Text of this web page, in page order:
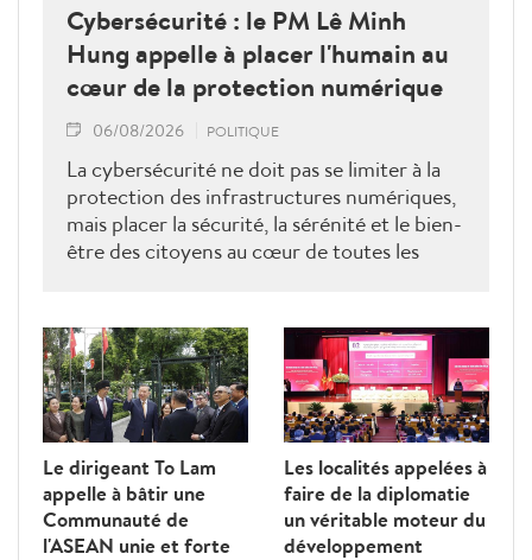
Cybersécurité : le PM Lê Minh
Hung appelle à placer l'humain au
cœur de la protection numérique
06/08/2026 POLITIQUE
La cybersécurité ne doit pas se limiter à la
protection des infrastructures numériques,
mais placer la sécurité, la sérénité et le bien-
être des citoyens au cœur de toutes les
Hung lors de la Journée vietnamienne de la
cybersécurité 2026, qui a appelé à une
mobilisation de l'ensemble de la société
pour bâtir un cyberespace sûr, fiable et
humain.
Le dirigeant To Lam
appelle à bâtir une
Communauté de
l'ASEAN unie et forte
Les localités appelées à
faire de la diplomatie
un véritable moteur du
développement